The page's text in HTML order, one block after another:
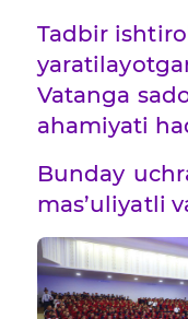
Tadbir
Vatanga
ahamiyati
Bunday
mas’uliyatli